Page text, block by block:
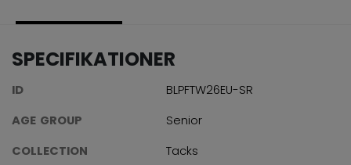
SPECIFIKATIONER
ID
BLPFTW26EU-SR
AGE GROUP
Senior
COLLECTION
Tacks